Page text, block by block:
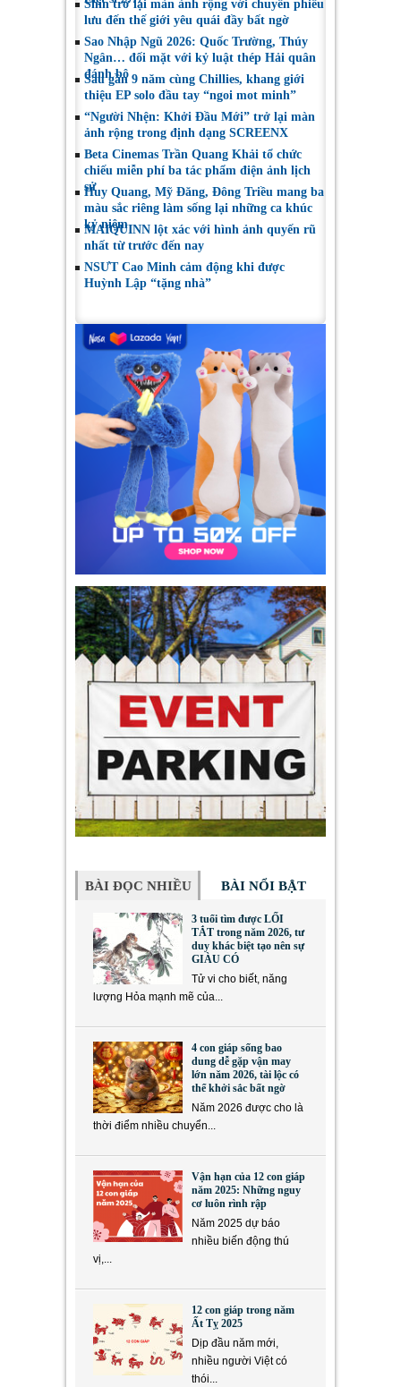
Shin trở lại màn ảnh rộng với chuyến phiêu
lưu đến thế giới yêu quái đầy bất ngờ
Sao Nhập Ngũ 2026: Quốc Trường, Thúy
Ngân… đối mặt với kỷ luật thép Hải quân
đánh bộ
Sau gần 9 năm cùng Chillies, khang giới
thiệu EP solo đầu tay “ngoi mot minh”
“Người Nhện: Khởi Đầu Mới” trở lại màn
ảnh rộng trong định dạng SCREENX
Beta Cinemas Trần Quang Khải tổ chức
chiếu miễn phí ba tác phẩm điện ảnh lịch
sử
Huy Quang, Mỹ Đăng, Đông Triều mang ba
màu sắc riêng làm sống lại những ca khúc
kỷ niệm
MAIQUINN lột xác với hình ảnh quyến rũ
nhất từ trước đến nay
NSƯT Cao Minh cảm động khi được
Huỳnh Lập “tặng nhà”
BÀI ĐỌC NHIỀU BÀI NỔI BẬT
3 tuổi tìm được LỐI
TẮT trong năm 2026, tư
duy khác biệt tạo nên sự
GIÀU CÓ
Tử vi cho biết, năng
lượng Hỏa mạnh mẽ của...
4 con giáp sống bao
dung dễ gặp vận may
lớn năm 2026, tài lộc có
thể khởi sắc bất ngờ
Năm 2026 được cho là
thời điểm nhiều chuyển...
Vận hạn của 12 con giáp
năm 2025: Những nguy
cơ luôn rình rập
Năm 2025 dự báo
nhiều biến động thú
vị,...
12 con giáp trong năm
Ất Tỵ 2025
Dịp đầu năm mới,
nhiều người Việt có
thói...